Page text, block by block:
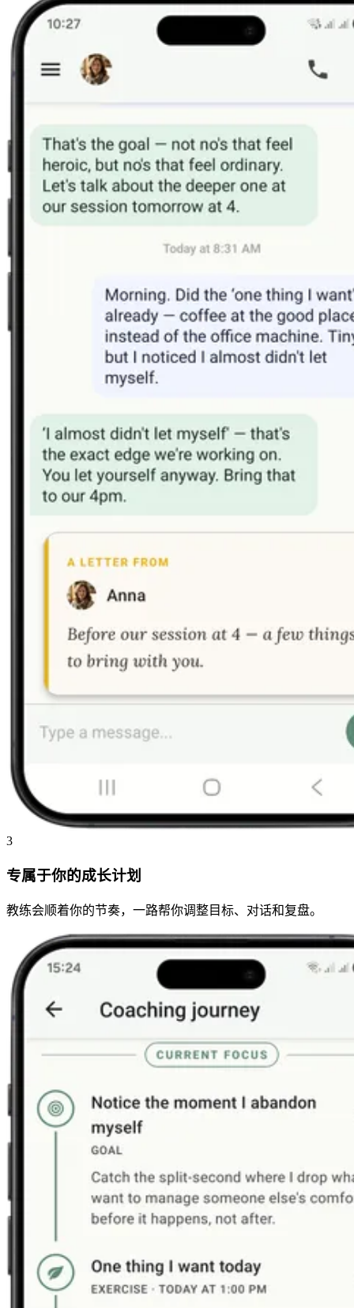
3
专属于你的成长计划
教练会顺着你的节奏，一路帮你调整目标、对话和复盘。